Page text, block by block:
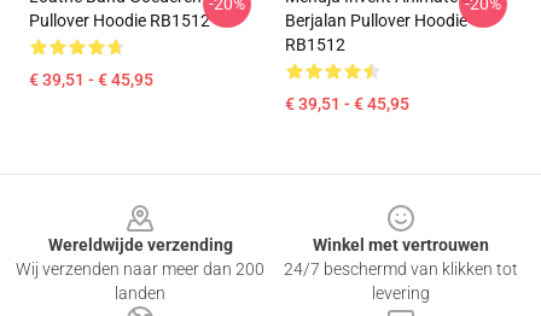
Pullover Hoodie RB1512
€ 39,51 - € 45,95
Berjalan Pullover Hoodie
RB1512
€ 39,51 - € 45,95
Wereldwijde verzending
Wij verzenden naar meer dan 200
landen
Winkel met vertrouwen
24/7 beschermd van klikken tot
levering